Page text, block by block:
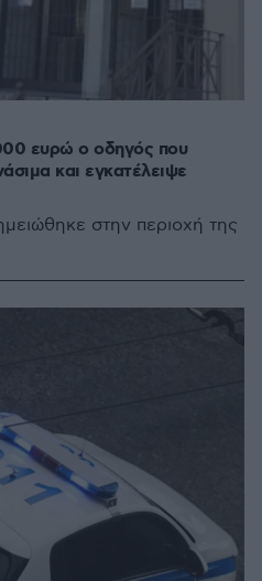
ευρώ ο οδηγός που
και εγκατέλειψε
στην περιοχή της